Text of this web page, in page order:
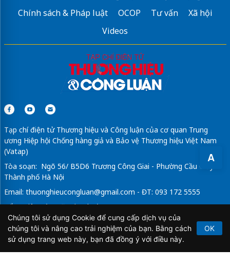
A
Chính sách & Pháp luật
OCOP Tư vấn
Xã hội
Videos
Tạp chí điện tử Thương hiệu và Công luận của cơ quan Trung
ương Hiệp hội Chống hàng giả và Bảo vệ Thương hiệu Việt Nam
(Vatap)
Tòa soạn: Ngõ 56/ B5D6 Trương Công Giai - Phường Cầu Giấy -
Thành phố Hà Nội
Email: thuonghieucongluan@gmail.com - ĐT: 093 172 5555
Tổng Biên Tập: Vũ Đức Thuận
Giấy phép hoạt động báo chí điện tử số 64/GP-BTTTT do Bộ
Thông tin và Truyền thông cấp ngày 21/2/2020.
Chúng tôi sử dụng Cookie để cung cấp dịch vụ của
chúng tôi và nâng cao trải nghiệm của bạn. Bằng cách
sử dụng trang web này, bạn đã đồng ý với điều này.
OK